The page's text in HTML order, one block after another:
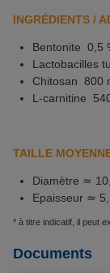
INGRÉDIENTS /
Bentonite 0,5
Lactobacilles
Chitosan 800
L-carnitine
TAILLE
Diamètre ≃
Epaisseur ≃
* à titre indicatif, il peut
Documents